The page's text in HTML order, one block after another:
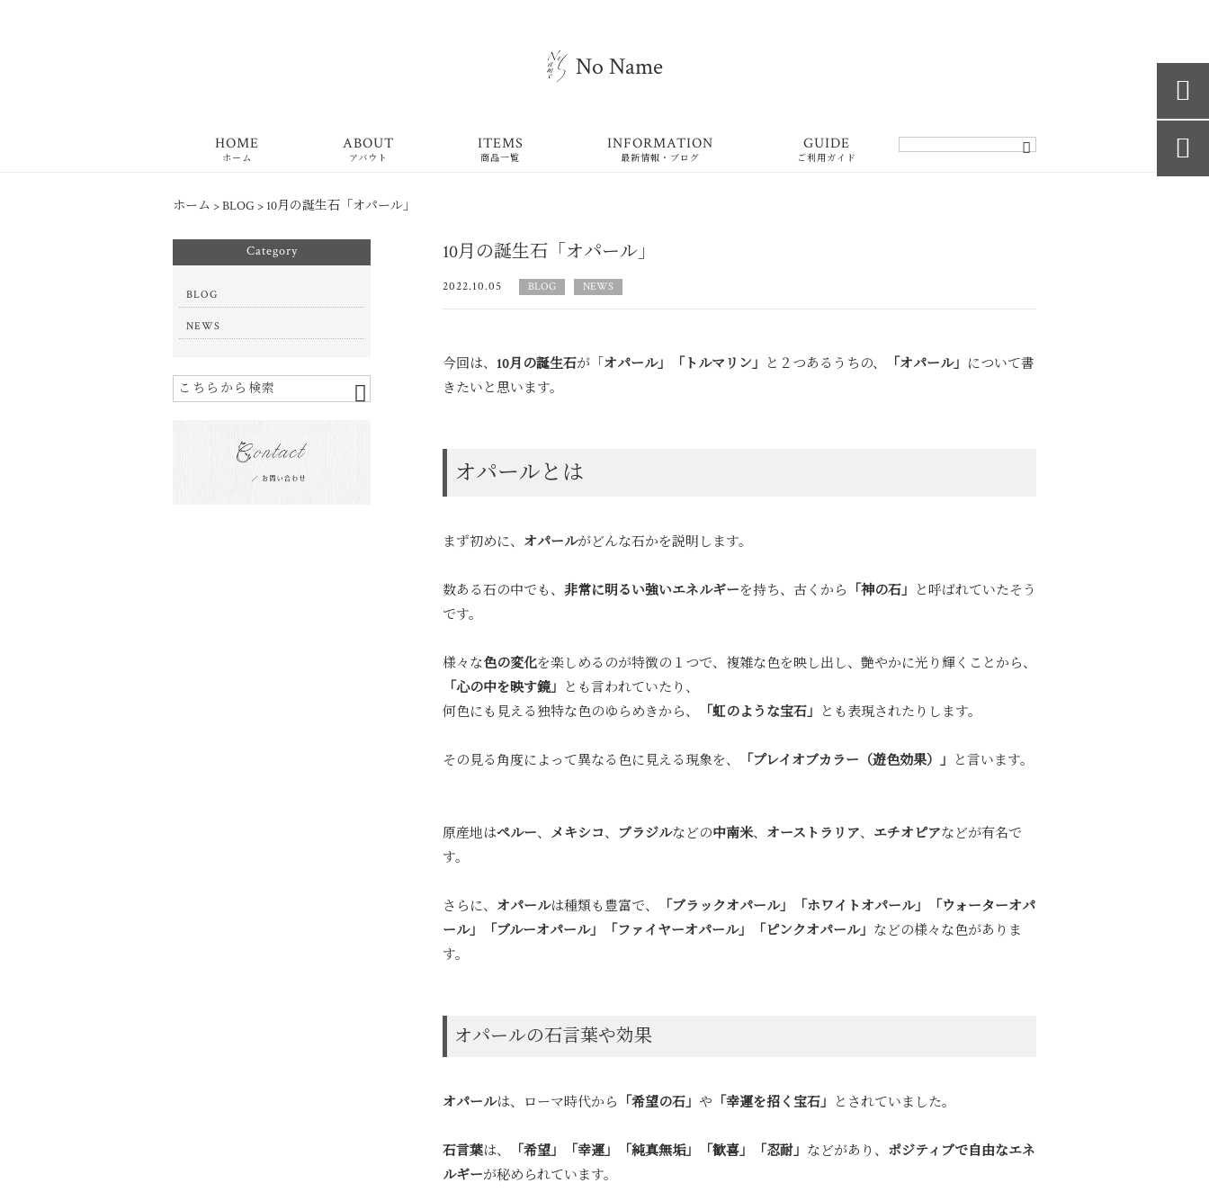
No Name
HOME
ホーム
ABOUT
アバウト
ITEMS
商品一覧
INFORMATION
最新情報・ブログ
GUIDE
ご利用ガイド
ホーム >BLOG > 10月の誕生石「オパール」
10月の誕生石「オパール」
2022.10.05 BLOG NEWS
今回は、 10月の誕生石が「 オパール」「トルマリン」 と２つあるうちの、 「オパール」 について書
きたいと思います。
オパールとは
まず初めに、 オパールがどんな石かを説明します。
数ある石の中でも、 非常に明るい強いエネルギーを持ち、古くから 「神の石」
と呼ばれていたそう
です。
様々な色の変化を楽しめるのが特徴の１つで、複雑な色を映し出し、艶やかに光り輝くことから、
「心の中を映す鏡」
とも言われていたり、
何色にも見える独特な色のゆらめきから、
「虹のような宝石」 とも表現されたりします。
その見る角度によって異なる色に見える現象を、 「プレイオブカラー（遊色効果）」 と言います。
原産地はペルー、 メキシコ、 ブラジルなどの中南米、 オーストラリア、 エチオピアなどが有名で
す。
さらに、 オパールは種類も豊富で、
「ブラックオパール」「ホワイトオパール」「ウォーターオパ
ール」「ブルーオパール」「ファイヤーオパール」「ピンクオパール」 などの様々な色がありま
す。
オパールの石言葉や効果
オパールは、ローマ時代から 「希望の石」 や 「幸運を招く宝石」 とされていました。
石言葉は、 「希望」「幸運」「純真無垢」「歓喜」「忍耐」 などがあり、 ポジティブで自由なエネ
ルギーが秘められています。
Category
BLOG
NEWS

